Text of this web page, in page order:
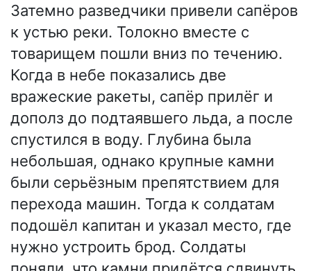
Затемно разведчики привели сапёров
к устью реки. Толокно вместе с
товарищем пошли вниз по течению.
Когда в небе показались две
вражеские ракеты, сапёр прилёг и
дополз до подтаявшего льда, а после
спустился в воду. Глубина была
небольшая, однако крупные камни
были серьёзным препятствием для
перехода машин. Тогда к солдатам
подошёл капитан и указал место, где
нужно устроить брод. Солдаты